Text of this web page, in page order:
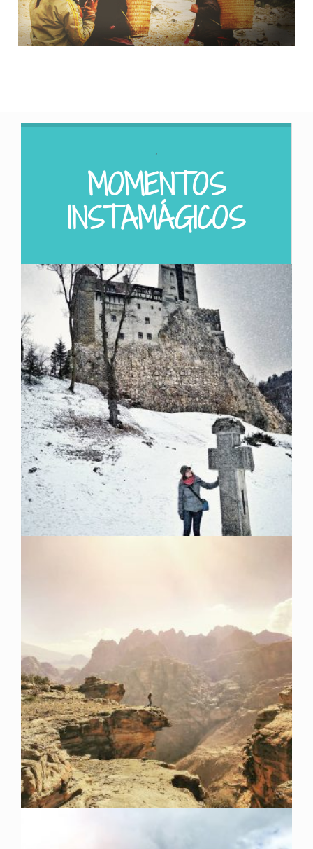
.
MOMENTOS
INSTAMÁGICOS